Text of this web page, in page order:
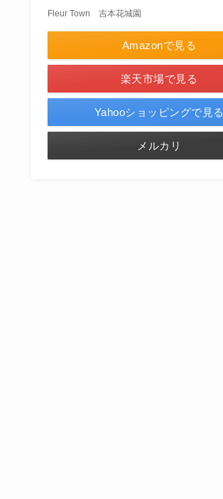
Fleur Town 吉本花城園
Amazonで見る
楽天市場で見る
Yahooショッピングで見る
メルカリ